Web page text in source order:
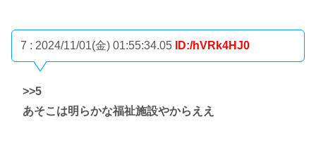
7 : 2024/11/01(金) 01:55:34.05 ID:/hVRk4HJ0
>>5
あそこは明らかな福祉施設やからええ